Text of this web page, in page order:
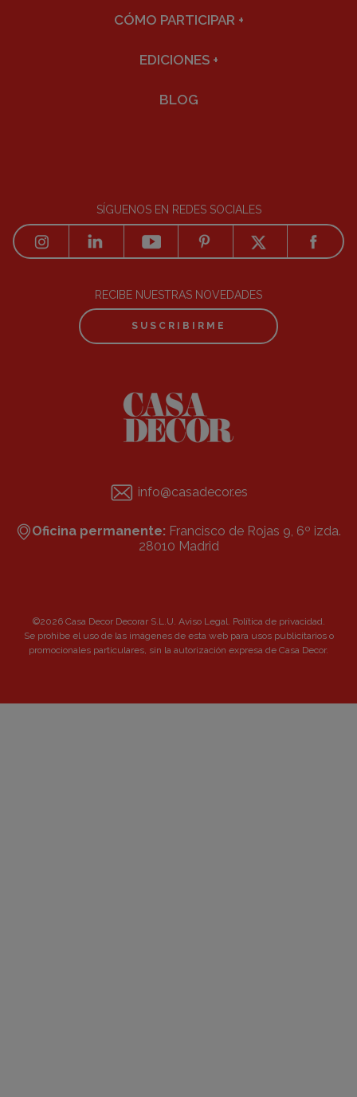
CÓMO PARTICIPAR +
EDICIONES +
BLOG
SÍGUENOS EN REDES SOCIALES
RECIBE NUESTRAS NOVEDADES
SUSCRIBIRME
info@casadecor.es
Oficina permanente: Francisco de Rojas 9, 6º izda.
28010 Madrid
©2026 Casa Decor Decorar S.L.U. Aviso Legal. Política de privacidad.
Se prohibe el uso de las imágenes de esta web para usos publicitarios o
promocionales particulares, sin la autorización expresa de Casa Decor.